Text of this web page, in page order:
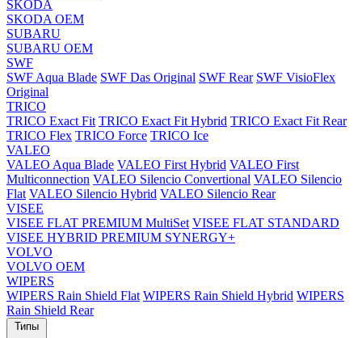
SKODA
SKODA OEM
SUBARU
SUBARU OEM
SWF
SWF Aqua Blade SWF Das Original SWF Rear SWF VisioFlex
Original
TRICO
TRICO Exact Fit TRICO Exact Fit Hybrid TRICO Exact Fit Rear
TRICO Flex TRICO Force TRICO Ice
VALEO
VALEO Aqua Blade VALEO First Hybrid VALEO First
Multiconnection VALEO Silencio Convertional VALEO Silencio
Flat VALEO Silencio Hybrid VALEO Silencio Rear
VISEE
VISEE FLAT PREMIUM MultiSet VISEE FLAT STANDARD
VISEE HYBRID PREMIUM SYNERGY+
VOLVO
VOLVO OEM
WIPERS
WIPERS Rain Shield Flat WIPERS Rain Shield Hybrid WIPERS
Rain Shield Rear
Типы